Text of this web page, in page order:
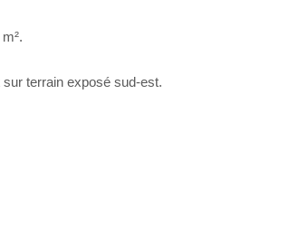
terrain exposé sud-est.